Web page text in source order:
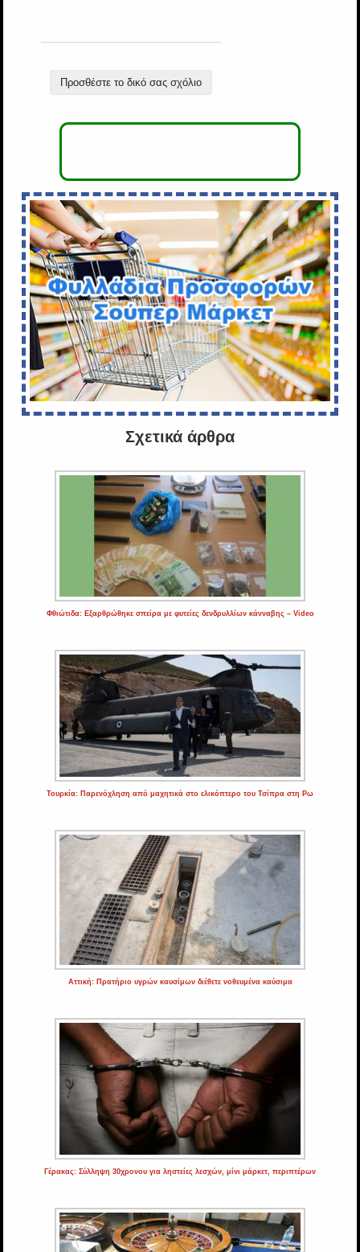
Προσθέστε το δικό σας σχόλιο
Σχετικά άρθρα
Φθιώτιδα: Εξαρθρώθηκε σπείρα με φυτείες δενδρυλλίων κάνναβης – Video
Τουρκία: Παρενόχληση από μαχητικά στο ελικόπτερο του Τσίπρα στη Ρω
Αττική: Πρατήριο υγρών καυσίμων διέθετε νοθευμένα καύσιμα
Γέρακας: Σύλληψη 30χρονου για ληστείες λεσχών, μίνι μάρκετ, περιπτέρων